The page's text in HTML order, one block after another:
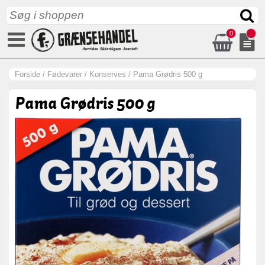
0
Forside / Fødevarer / Konserves / Pama Grødris 500 g
Pama Grødris 500 g